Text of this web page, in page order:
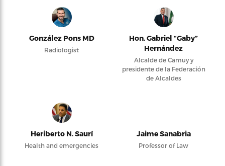
González Pons MD
Radiologist
Hon. Gabriel “Gaby”
Hernández
Alcalde de Camuy y
presidente de la Federación
de Alcaldes
Heriberto N. Saurí
Health and emergencies
Jaime Sanabria
Professor of Law